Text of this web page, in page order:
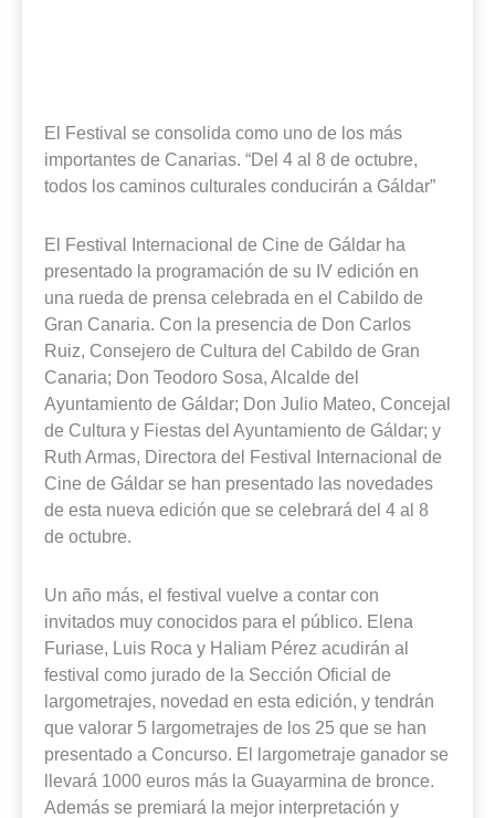
El Festival se consolida como uno de los más
importantes de Canarias. “Del 4 al 8 de octubre,
todos los caminos culturales conducirán a Gáldar”
El Festival Internacional de Cine de Gáldar ha
presentado la programación de su IV edición en
una rueda de prensa celebrada en el Cabildo de
Gran Canaria. Con la presencia de Don Carlos
Ruiz, Consejero de Cultura del Cabildo de Gran
Canaria; Don Teodoro Sosa, Alcalde del
Ayuntamiento de Gáldar; Don Julio Mateo, Concejal
de Cultura y Fiestas del Ayuntamiento de Gáldar; y
Ruth Armas, Directora del Festival Internacional de
Cine de Gáldar se han presentado las novedades
de esta nueva edición que se celebrará del 4 al 8
de octubre.
Un año más, el festival vuelve a contar con
invitados muy conocidos para el público. Elena
Furiase, Luis Roca y Haliam Pérez acudirán al
festival como jurado de la Sección Oficial de
largometrajes, novedad en esta edición, y tendrán
que valorar 5 largometrajes de los 25 que se han
presentado a Concurso. El largometraje ganador se
llevará 1000 euros más la Guayarmina de bronce.
Además se premiará la mejor interpretación y